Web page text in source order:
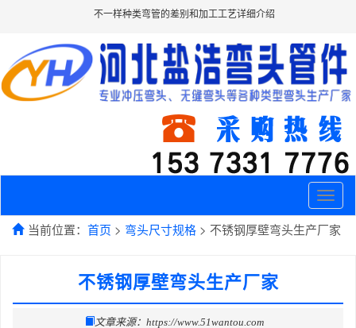
不一样种类弯管的差别和加工工艺详细介绍
Toggle
当前位置： 首页 > 弯头尺寸规格 > 不锈钢厚壁弯头生产厂家
不锈钢厚壁弯头生产厂家
文章来源：https://www.51wantou.com